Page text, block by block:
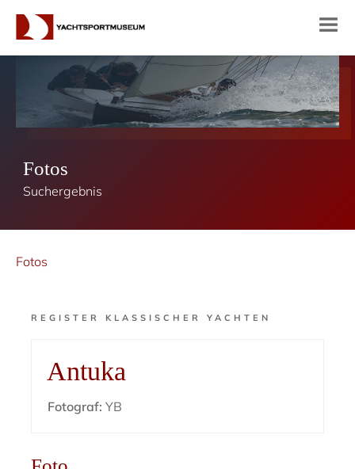
Fotos
Suchergebnis
Fotos
REGISTER KLASSISCHER YACHTEN
Antuka
Fotograf: YB